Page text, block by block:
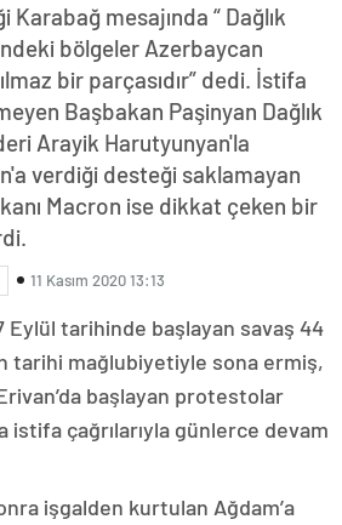
mesajında “ Dağlık
bölgeler Azerbaycan
bir parçasıdır” dedi. İstifa
Başbakan Paşinyan Dağlık
Arayik Harutyunyan'la
verdiği desteği saklamayan
Macron ise dikkat çeken bir
11 Kasım 2020 13:13
Eylül tarihinde başlayan savaş 44
tarihi mağlubiyetiyle sona ermiş,
başlayan protestolar
istifa çağrılarıyla günlerce devam
işgalden kurtulan Ağdam’a